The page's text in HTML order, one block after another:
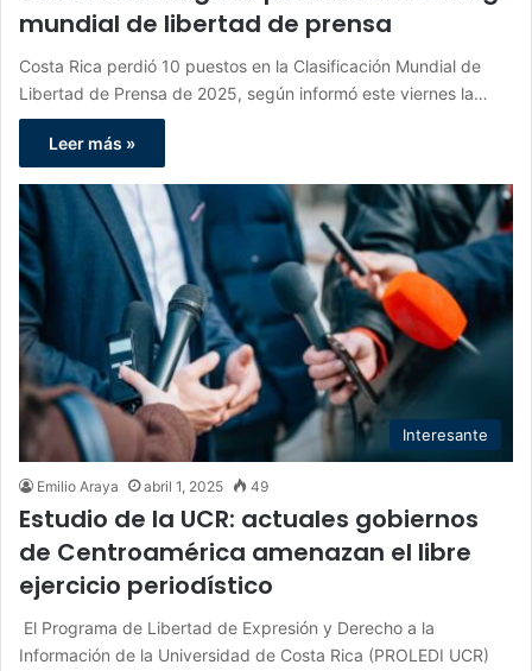
mundial de libertad de prensa
Costa Rica perdió 10 puestos en la Clasificación Mundial de
Libertad de Prensa de 2025, según informó este viernes la…
Leer más »
Interesante
Emilio Araya abril 1, 2025 49
Estudio de la UCR: actuales gobiernos
de Centroamérica amenazan el libre
ejercicio periodístico
El Programa de Libertad de Expresión y Derecho a la
Información de la Universidad de Costa Rica (PROLEDI UCR)